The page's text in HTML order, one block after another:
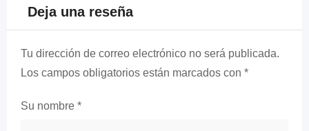
Deja una reseña
Tu dirección de correo electrónico no será publicada.
Los campos obligatorios están marcados con *
Su nombre *